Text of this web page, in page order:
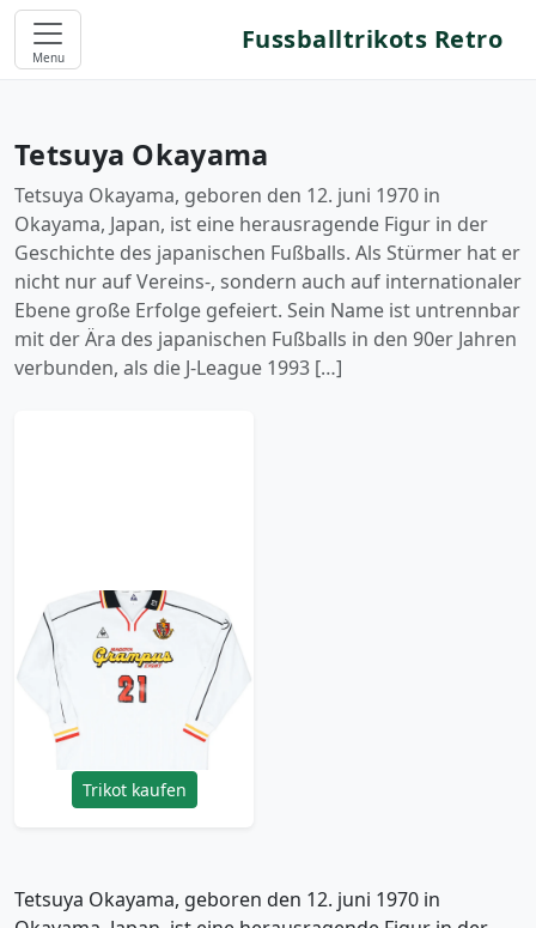
Menu
Fussballtrikots Retro
Tetsuya Okayama
Tetsuya Okayama, geboren den 12. juni 1970 in
Okayama, Japan, ist eine herausragende Figur in der
Geschichte des japanischen Fußballs. Als Stürmer hat er
nicht nur auf Vereins-, sondern auch auf internationaler
Ebene große Erfolge gefeiert. Sein Name ist untrennbar
mit der Ära des japanischen Fußballs in den 90er Jahren
verbunden, als die J-League 1993 […]
1999-00 Nagoya
Grampus Eight Match
Issue Emperor's Cup
Away Shirt #21
(Okayama)
239.99£ · ca. €283
Trikot kaufen
Tetsuya Okayama, geboren den 12. juni 1970 in